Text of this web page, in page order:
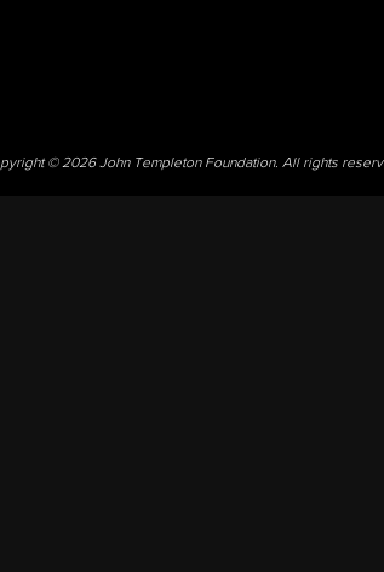
© 2026 John Templeton Foundation. All rights